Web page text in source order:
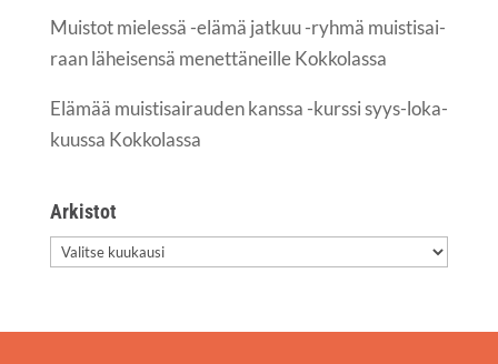
Muis­tot mie­les­sä -elä­mä jat­kuu -ryh­mä muis­ti­sai­
raan lähei­sen­sä menet­tä­neil­le Kokkolassa
Elä­mää muis­ti­sai­rau­den kans­sa -kurs­si syys-loka­
kuus­sa Kokkolassa
Arkis­tot
Arkis­